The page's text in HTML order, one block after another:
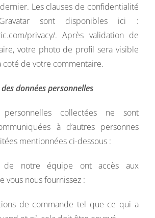
Les clauses de confidentialité
sont disponibles ici :
privacy/. Après validation de
votre photo de profil sera visible
de votre commentaire.
données personnelles
collectées ne sont
à d’autres personnes
mentionnées ci-dessous :
de notre équipe ont accès aux
vous nous fournissez :
de commande tel que ce qui a